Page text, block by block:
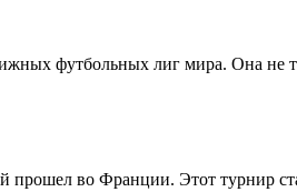
футбольных лиг мира. Она не
прошел во Франции. Этот турнир